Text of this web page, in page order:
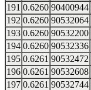
191 0.6260 90400944
192 0.6260 90532064
193 0.6260 90532200
194 0.6260 90532336
195 0.6261 90532472
196 0.6261 90532608
197 0.6261 90532744